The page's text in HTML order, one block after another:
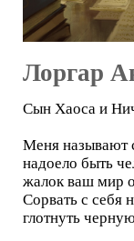
Лоргар
Сын Хаоса и
Меня называют
надоело быть
жалок ваш мир
Сорвать с себя
глотнуть